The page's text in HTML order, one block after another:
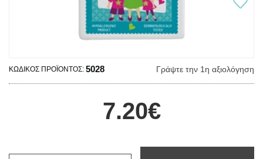
ΚΩΔΙΚΌΣ ΠΡΟΪΌΝΤΟΣ: 5028 Γράψτε την 1η αξιολόγηση
7.20€